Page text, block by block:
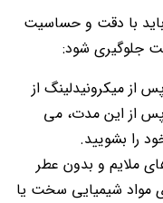
با دقت و حساسیت
جلوگیری شود:
تا 24 ساعت پس از میکرونیدلینگ از
از این مدت، می
را بشویید.
ملایم و بدون عطر
مواد شیمیایی سخت یا